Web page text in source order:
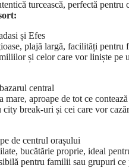
turcească, perfectă
și Efes
plajă largă, facilități pentru
și celor care vor liniște pe
central
aproape de tot ce contează
city break-uri și cei care vor
de centrul orașului
bucătărie proprie, ideal
pentru familii sau grupuri